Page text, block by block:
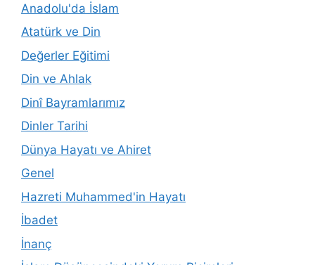
Anadolu'da İslam
Atatürk ve Din
Değerler Eğitimi
Din ve Ahlak
Dinî Bayramlarımız
Dinler Tarihi
Dünya Hayatı ve Ahiret
Genel
Hazreti Muhammed'in Hayatı
İbadet
İnanç